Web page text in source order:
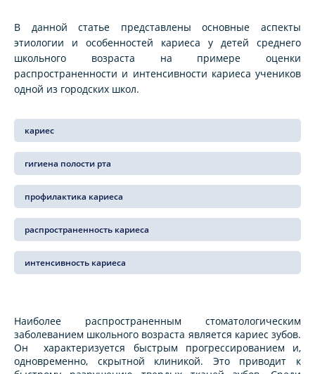
В данной статье представлены основные аспекты
этиологии и особенностей кариеса у детей среднего
школьного возраста на примере оценки
распространенности и интенсивности кариеса учеников
одной из городских школ.
кариес
гигиена полости рта
профилактика кариеса
распространенность кариеса
интенсивность кариеса
Наиболее распространенным стоматологическим
заболеванием школьного возраста является кариес зубов.
Он характеризуется быстрым прогрессированием и,
одновременно, скрытной клиникой. Это приводит к